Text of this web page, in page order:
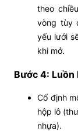
theo
vòng tùy
yếu lưới
khi mở.
Bước 4: Luồn
Cố định
hộp lô
nhựa).